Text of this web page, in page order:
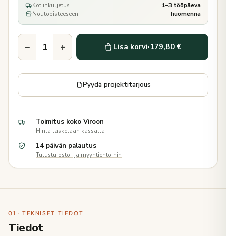
Kotiinkuljetus
1–3 tööpäeva
Noutopisteeseen
huomenna
− + Lisa korvi·179,80 €
Pyydä projektitarjous
Toimitus koko Viroon
Hinta lasketaan kassalla
14 päivän palautus
Tutustu osto- ja myyntiehtoihin
01 · TEKNISET TIEDOT
Tiedot